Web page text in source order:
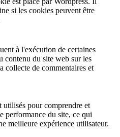
si les cookies peuvent être
à l'exécution de certaines
contenu du site web sur les
collecte de commentaires et
utilisés pour comprendre et
performance du site, ce qui
meilleure expérience utilisateur.